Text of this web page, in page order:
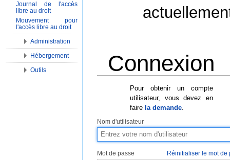
Connexion
Pour obtenir un compte
utilisateur, vous devez en
faire la demande
Nom d'utilisateur
Mot de passe Réinitialiser le mot de
Journal de l'accès
libre au droit
Mouvement pour
l'accès libre au droit
Administration
Hébergement
Outils